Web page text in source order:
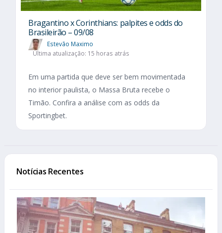
Bragantino x Corinthians: palpites e odds do
Brasileirão – 09/08
Estevão Maximo
Última atualização: 15 horas atrás
Em uma partida que deve ser bem movimentada
no interior paulista, o Massa Bruta recebe o
Timão. Confira a análise com as odds da
Sportingbet.
Notícias Recentes